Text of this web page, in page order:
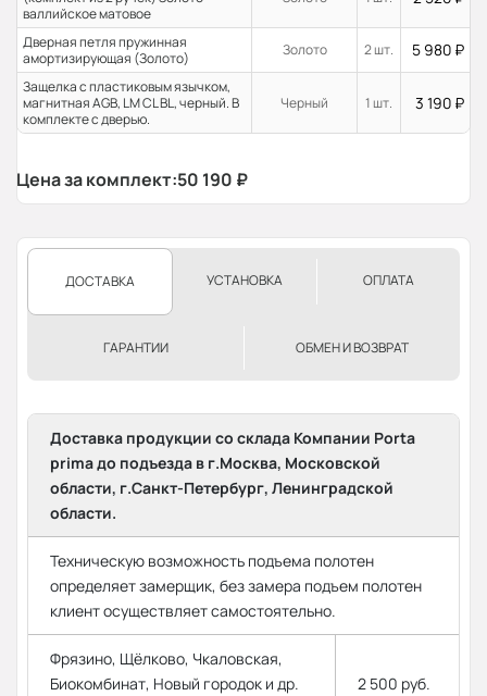
валлийское матовое
Дверная петля пружинная
амортизирующая (Золото)
Золото 2 шт. 5 980 ₽
Защелка с пластиковым язычком,
магнитная AGB, LM CL BL, черный. В
комплекте с дверью.
Черный 1 шт. 3 190 ₽
Цена за комплект:50 190 ₽
ДОСТАВКА УСТАНОВКА ОПЛАТА
ГАРАНТИИ ОБМЕН И ВОЗВРАТ
Доставка продукции со склада Компании Porta
prima до подъезда в г.Москва, Московской
области, г.Санкт-Петербург, Ленинградской
области.
Техническую возможность подъема полотен
определяет замерщик, без замера подъем полотен
клиент осуществляет самостоятельно.
Фрязино, Щёлково, Чкаловская,
Биокомбинат, Новый городок и др.
2 500 руб.